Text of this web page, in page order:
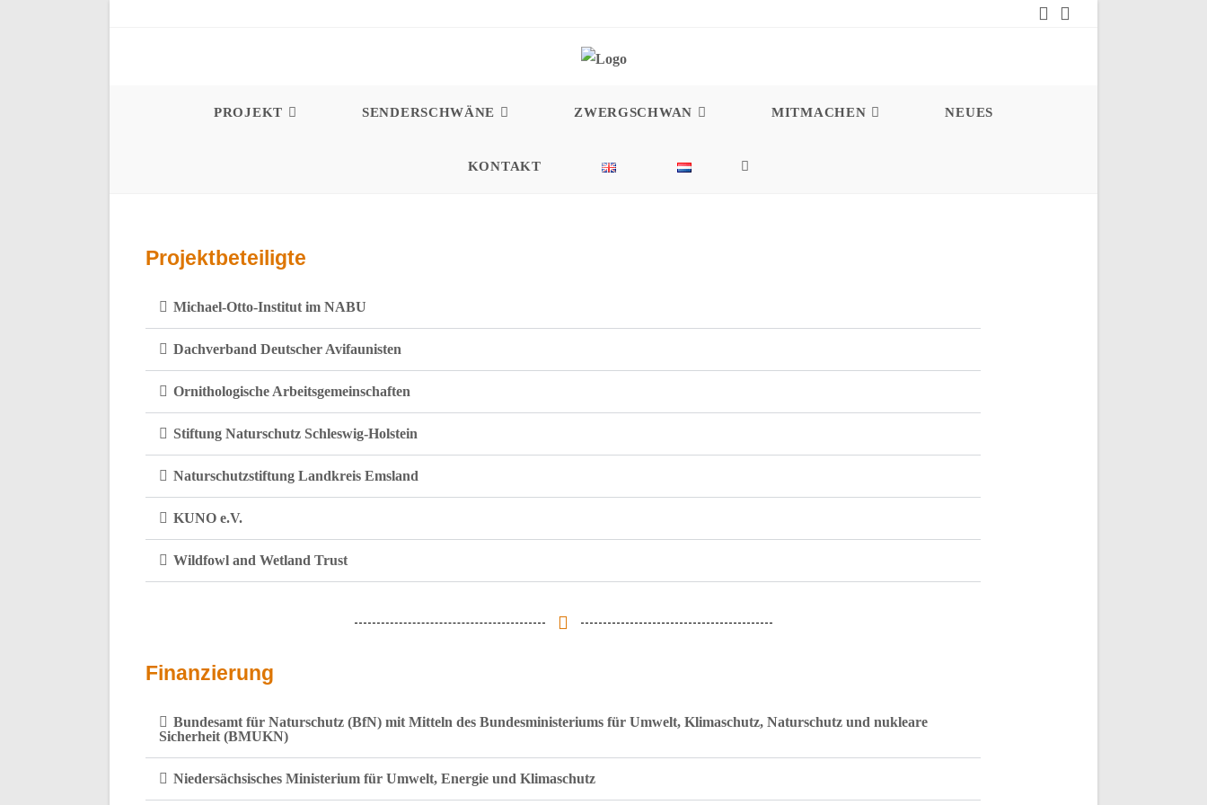
PROJEKT SENDERSCHWÄNE ZWERGSCHWAN MITMACHEN NEUES
KONTAKT
Projektbeteiligte
Michael-Otto-Institut im NABU
Dachverband Deutscher Avifaunisten
Ornithologische Arbeitsgemeinschaften
Stiftung Naturschutz Schleswig-Holstein
Naturschutzstiftung Landkreis Emsland
KUNO e.V.
Wildfowl and Wetland Trust
Finanzierung
Bundesamt für Naturschutz (BfN) mit Mitteln des Bundesministeriums für Umwelt, Klimaschutz, Naturschutz und nukleare
Sicherheit (BMUKN)
Niedersächsisches Ministerium für Umwelt, Energie und Klimaschutz